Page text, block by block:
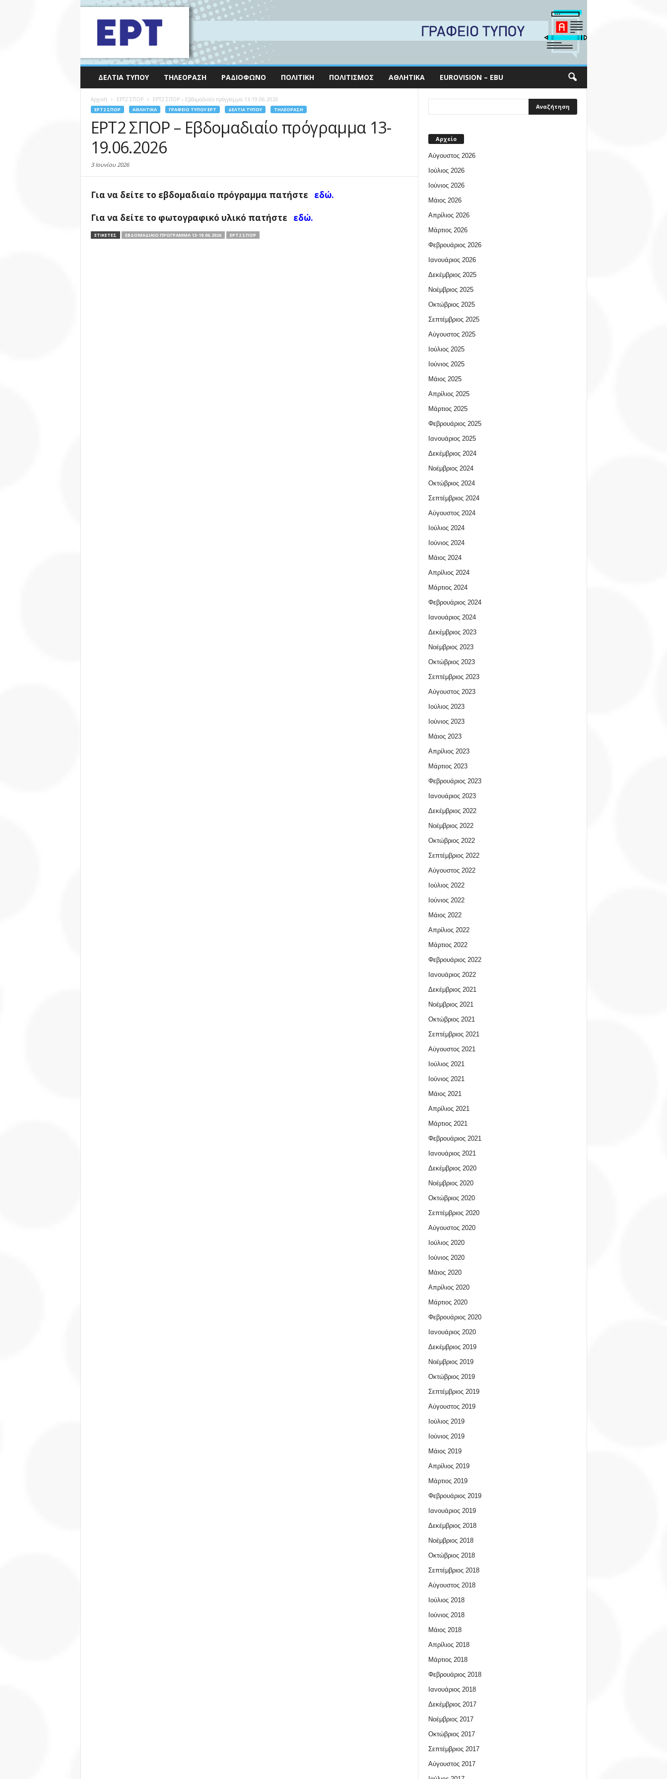
ΔΕΛΤΊΑ ΤΎΠΟΥ ΤΗΛΕΌΡΑΣΗ ΡΑΔΙΌΦΩΝΟ ΠΟΛΙΤΙΚΉ ΠΟΛΙΤΙΣΜΌΣ ΑΘΛΗΤΙΚΆ EUROVISION – EBU
Αρχική EΡΤ2 ΣΠΟΡ ΕΡΤ2 ΣΠΟΡ – Εβδομαδιαίο πρόγραμμα 13-19.06.2026
EΡΤ2 ΣΠΟΡ ΑΘΛΗΤΙΚΆ ΓΡΑΦΕΊΟ ΤΎΠΟΥ ΕΡΤ ΔΕΛΤΊΑ ΤΎΠΟΥ ΤΗΛΕΌΡΑΣΗ
ΕΡΤ2 ΣΠΟΡ – Εβδομαδιαίο πρόγραμμα 13-
19.06.2026
3 Ιουνίου 2026
Για να δείτε το εβδομαδιαίο πρόγραμμα πατήστε εδώ.
Για να δείτε το φωτογραφικό υλικό πατήστε εδώ.
ΕΤΙΚΕΤΕΣ ΕΒΔΟΜΑΔΙΑΊΟ ΠΡΌΓΡΑΜΜΑ 13-19.06.2026 ΕΡΤ2 ΣΠΟΡ
Αρχείο
Αύγουστος 2026
Ιούλιος 2026
Ιούνιος 2026
Μάιος 2026
Απρίλιος 2026
Μάρτιος 2026
Φεβρουάριος 2026
Ιανουάριος 2026
Δεκέμβριος 2025
Νοέμβριος 2025
Οκτώβριος 2025
Σεπτέμβριος 2025
Αύγουστος 2025
Ιούλιος 2025
Ιούνιος 2025
Μάιος 2025
Απρίλιος 2025
Μάρτιος 2025
Φεβρουάριος 2025
Ιανουάριος 2025
Δεκέμβριος 2024
Νοέμβριος 2024
Οκτώβριος 2024
Σεπτέμβριος 2024
Αύγουστος 2024
Ιούλιος 2024
Ιούνιος 2024
Μάιος 2024
Απρίλιος 2024
Μάρτιος 2024
Φεβρουάριος 2024
Ιανουάριος 2024
Δεκέμβριος 2023
Νοέμβριος 2023
Οκτώβριος 2023
Σεπτέμβριος 2023
Αύγουστος 2023
Ιούλιος 2023
Ιούνιος 2023
Μάιος 2023
Απρίλιος 2023
Μάρτιος 2023
Φεβρουάριος 2023
Ιανουάριος 2023
Δεκέμβριος 2022
Νοέμβριος 2022
Οκτώβριος 2022
Σεπτέμβριος 2022
Αύγουστος 2022
Ιούλιος 2022
Ιούνιος 2022
Μάιος 2022
Απρίλιος 2022
Μάρτιος 2022
Φεβρουάριος 2022
Ιανουάριος 2022
Δεκέμβριος 2021
Νοέμβριος 2021
Οκτώβριος 2021
Σεπτέμβριος 2021
Αύγουστος 2021
Ιούλιος 2021
Ιούνιος 2021
Μάιος 2021
Απρίλιος 2021
Μάρτιος 2021
Φεβρουάριος 2021
Ιανουάριος 2021
Δεκέμβριος 2020
Νοέμβριος 2020
Οκτώβριος 2020
Σεπτέμβριος 2020
Αύγουστος 2020
Ιούλιος 2020
Ιούνιος 2020
Μάιος 2020
Απρίλιος 2020
Μάρτιος 2020
Φεβρουάριος 2020
Ιανουάριος 2020
Δεκέμβριος 2019
Νοέμβριος 2019
Οκτώβριος 2019
Σεπτέμβριος 2019
Αύγουστος 2019
Ιούλιος 2019
Ιούνιος 2019
Μάιος 2019
Απρίλιος 2019
Μάρτιος 2019
Φεβρουάριος 2019
Ιανουάριος 2019
Δεκέμβριος 2018
Νοέμβριος 2018
Οκτώβριος 2018
Σεπτέμβριος 2018
Αύγουστος 2018
Ιούλιος 2018
Ιούνιος 2018
Μάιος 2018
Απρίλιος 2018
Μάρτιος 2018
Φεβρουάριος 2018
Ιανουάριος 2018
Δεκέμβριος 2017
Νοέμβριος 2017
Οκτώβριος 2017
Σεπτέμβριος 2017
Αύγουστος 2017